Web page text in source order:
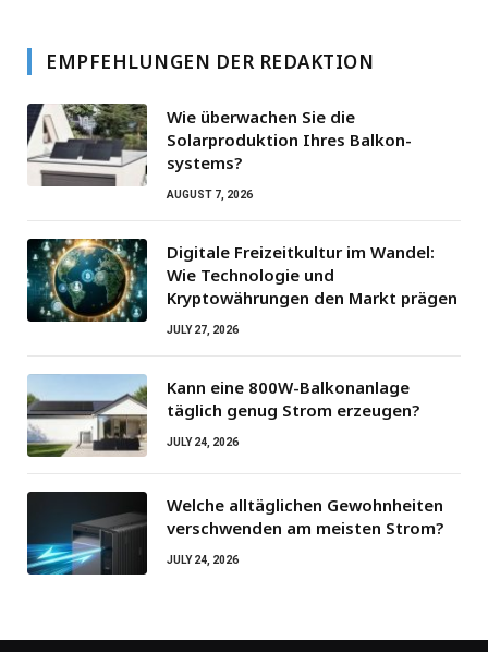
EMPFEHLUNGEN DER REDAKTION
Wie überwachen Sie die
Solarproduktion Ihres Balkon­
systems?
AUGUST 7, 2026
Digitale Freizeitkultur im Wandel:
Wie Technologie und
Kryptowährungen den Markt prägen
JULY 27, 2026
Kann eine 800W-Balkonanlage
täglich genug Strom erzeugen?
JULY 24, 2026
Welche alltäglichen Gewohnheiten
verschwenden am meisten Strom?
JULY 24, 2026